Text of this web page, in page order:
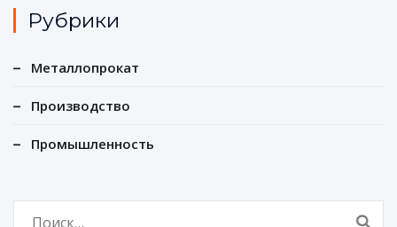
Рубрики
Металлопрокат
Производство
Промышленность